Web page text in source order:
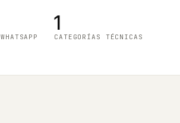
1
CATEGORÍAS TÉCNICAS